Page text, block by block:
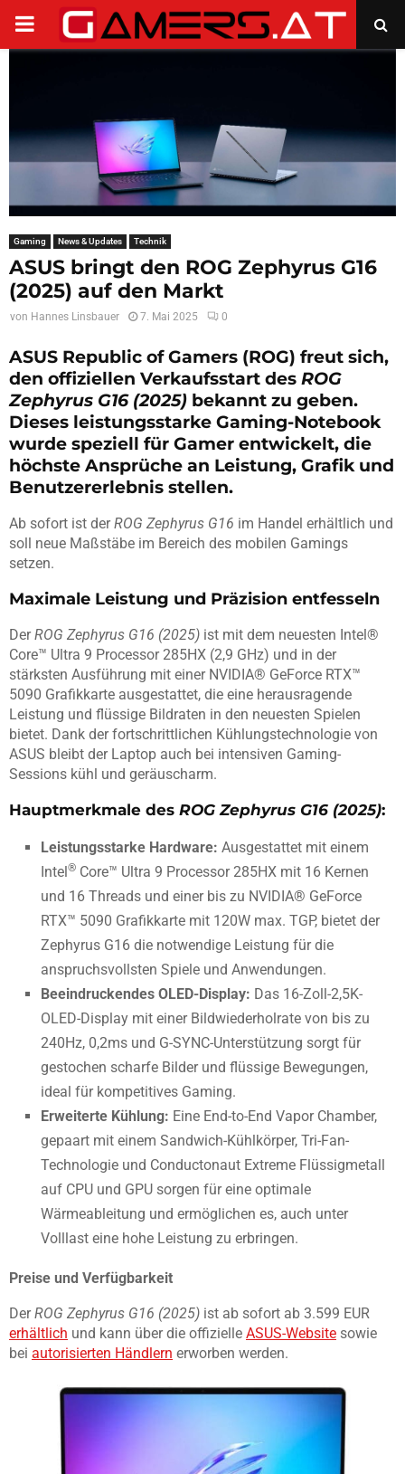
PRIMARY
Gaming News & Updates Technik
ASUS bringt den ROG Zephyrus G16
(2025) auf den Markt
von Hannes Linsbauer 7. Mai 2025 0
ASUS Republic of Gamers (ROG) freut sich,
den offiziellen Verkaufsstart des ROG
Zephyrus G16 (2025) bekannt zu geben.
Dieses leistungsstarke Gaming-Notebook
wurde speziell für Gamer entwickelt, die
höchste Ansprüche an Leistung, Grafik und
Benutzererlebnis stellen.
Ab sofort ist derROG Zephyrus G16 im Handel erhältlich und
soll neue Maßstäbe im Bereich des mobilen Gamings
setzen.
Maximale Leistung und Präzision entfesseln
DerROG Zephyrus G16 (2025) ist mit dem neuesten Intel®
Core™ Ultra 9 Processor 285HX (2,9 GHz) und in der
stärksten Ausführung mit einer NVIDIA® GeForce RTX™
5090 Grafikkarte ausgestattet, die eine herausragende
Leistung und flüssige Bildraten in den neuesten Spielen
bietet. Dank der fortschrittlichen Kühlungstechnologie von
ASUS bleibt der Laptop auch bei intensiven Gaming-
Sessions kühl und geräuscharm.
Hauptmerkmale des ROG Zephyrus G16 (2025):
Leistungsstarke Hardware: Ausgestattet mit einem
Intel ® Core™ Ultra 9 Processor 285HX mit 16 Kernen
und 16 Threads und einer bis zu NVIDIA® GeForce
RTX™ 5090 Grafikkarte mit 120W max. TGP, bietet der
Zephyrus G16 die notwendige Leistung für die
anspruchsvollsten Spiele und Anwendungen.
Beeindruckendes OLED-Display: Das 16-Zoll-2,5K-
OLED-Display mit einer Bildwiederholrate von bis zu
240Hz, 0,2ms und G-SYNC-Unterstützung sorgt für
gestochen scharfe Bilder und flüssige Bewegungen,
ideal für kompetitives Gaming.
Erweiterte Kühlung: Eine End-to-End Vapor Chamber,
gepaart mit einem Sandwich-Kühlkörper, Tri-Fan-
Technologie und Conductonaut Extreme Flüssigmetall
auf CPU und GPU sorgen für eine optimale
Wärmeableitung und ermöglichen es, auch unter
Volllast eine hohe Leistung zu erbringen.
Preise und Verfügbarkeit
DerROG Zephyrus G16 (2025) ist ab sofort ab 3.599 EUR
erhältlich und kann über die offizielle ASUS-Website sowie
bei autorisierten Händlern erworben werden.